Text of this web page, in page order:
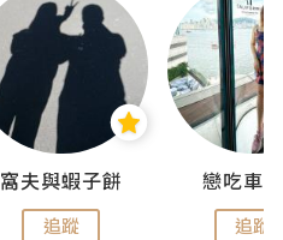
窩夫與蝦子餅
追蹤
戀吃車
追蹤